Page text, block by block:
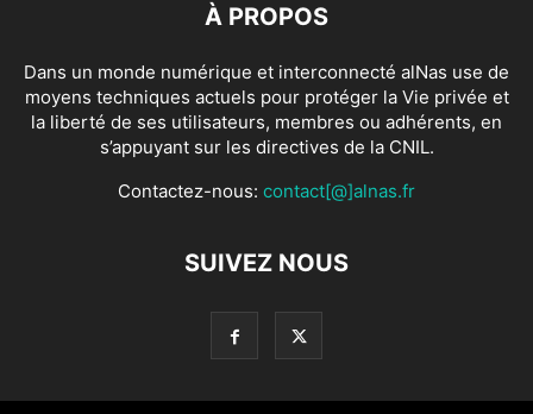
À PROPOS
Dans un monde numérique et interconnecté alNas use de
moyens techniques actuels pour protéger la Vie privée et
la liberté de ses utilisateurs, membres ou adhérents, en
s’appuyant sur les directives de la CNIL.
Contactez-nous: contact[@]alnas.fr
SUIVEZ NOUS